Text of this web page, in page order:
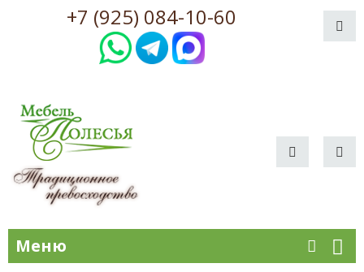
+7 (925) 084-10-60
Меню